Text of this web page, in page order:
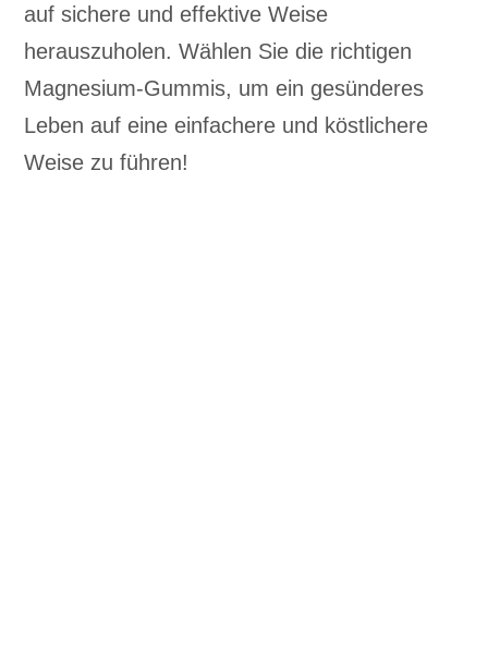
auf sichere und effektive Weise
herauszuholen. Wählen Sie die richtigen
Magnesium-Gummis, um ein gesünderes
Leben auf eine einfachere und köstlichere
Weise zu führen!